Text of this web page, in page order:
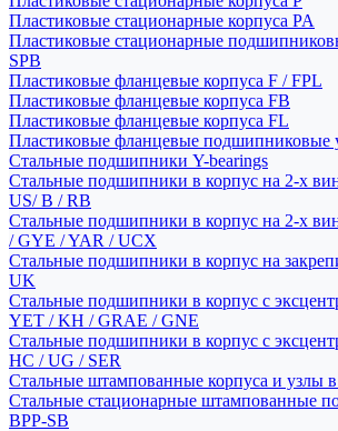
Пластиковые стационарные корпуса PA
Пластиковые стационарные
SPB
Пластиковые фланцевые корпуса F / FPL
Пластиковые фланцевые корпуса FB
Пластиковые фланцевые корпуса FL
Пластиковые фланцевые подшипниковые
Стальные подшипники Y-bearings
Стальные подшипники в корпус на 2-х
US/ B / RB
Стальные подшипники в корпус на 2-х
/ GYE / YAR / UCX
Стальные подшипники в корпус на
UK
Стальные подшипники в корпус с
YET / KH / GRAE / GNE
Стальные подшипники в корпус с
HC / UG / SER
Стальные штампованные корпуса и узлы в
Стальные стационарные штампованные
BPP-SB